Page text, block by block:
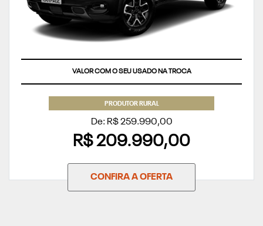
VALOR COM O SEU USADO NA TROCA
PRODUTOR RURAL
De: R$ 259.990,00
R$ 209.990,00
CONFIRA A OFERTA